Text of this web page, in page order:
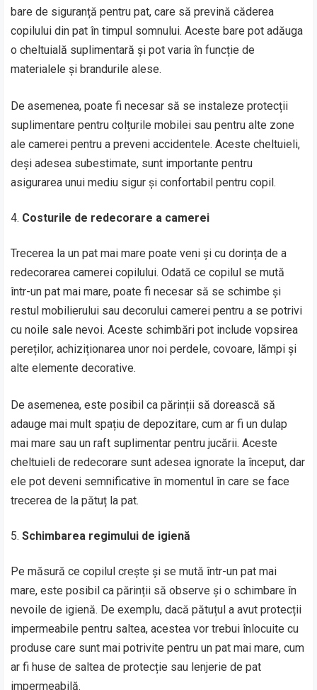
bare de siguranță pentru pat, care să prevină căderea
copilului din pat în timpul somnului. Aceste bare pot adăuga
o cheltuială suplimentară și pot varia în funcție de
materialele și brandurile alese.
De asemenea, poate fi necesar să se instaleze protecții
suplimentare pentru colțurile mobilei sau pentru alte zone
ale camerei pentru a preveni accidentele. Aceste cheltuieli,
deși adesea subestimate, sunt importante pentru
asigurarea unui mediu sigur și confortabil pentru copil.
Costurile de redecorare a camerei
Trecerea la un pat mai mare poate veni și cu dorința de a
redecorarea camerei copilului. Odată ce copilul se mută
într-un pat mai mare, poate fi necesar să se schimbe și
restul mobilierului sau decorului camerei pentru a se potrivi
cu noile sale nevoi. Aceste schimbări pot include vopsirea
pereților, achiziționarea unor noi perdele, covoare, lămpi și
alte elemente decorative.
De asemenea, este posibil ca părinții să dorească să
adauge mai mult spațiu de depozitare, cum ar fi un dulap
mai mare sau un raft suplimentar pentru jucării. Aceste
cheltuieli de redecorare sunt adesea ignorate la început, dar
ele pot deveni semnificative în momentul în care se face
trecerea de la pătuț la pat.
Schimbarea regimului de igienă
Pe măsură ce copilul crește și se mută într-un pat mai
mare, este posibil ca părinții să observe și o schimbare în
nevoile de igienă. De exemplu, dacă pătuțul a avut protecții
impermeabile pentru saltea, acestea vor trebui înlocuite cu
produse care sunt mai potrivite pentru un pat mai mare, cum
ar fi huse de saltea de protecție sau lenjerie de pat
impermeabilă.